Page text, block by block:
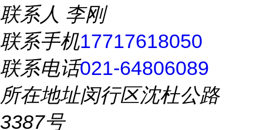
联系人 李刚
联系手机17717618050
联系电话021-64806089
所在地址闵行区沈杜公路
3387号